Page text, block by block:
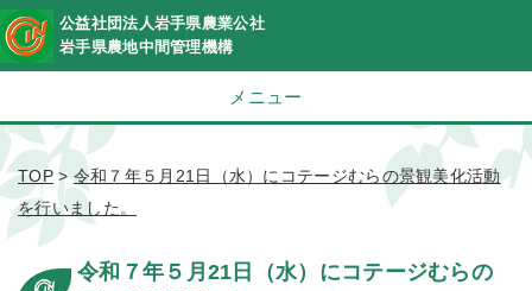
公益社団法人岩手県農業公社
岩手県農地中間管理機構
メニュー
TOP>令和７年５月21日（水）にコテージむらの景観美化活動
を行いました。
令和７年５月21日（水）にコテージむらの